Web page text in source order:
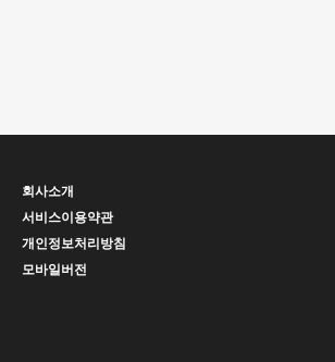
회사소개
서비스이용약관
개인정보처리방침
모바일버전